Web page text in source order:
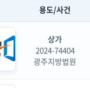
용도/사건
상가
2024-74404
광주지방법원